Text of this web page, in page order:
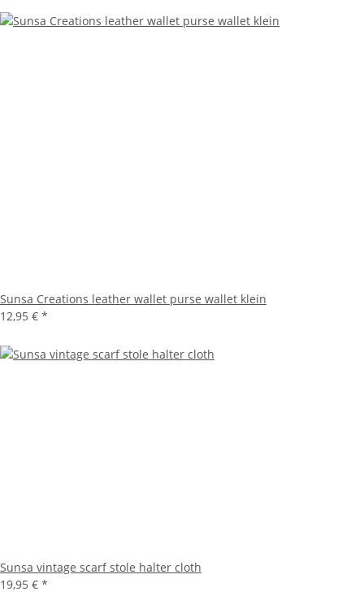
Sunsa Creations leather wallet purse wallet klein
12,95 € *
Sunsa vintage scarf stole halter cloth
19,95 € *